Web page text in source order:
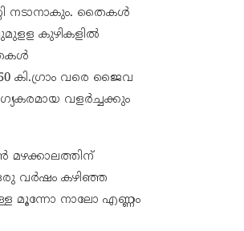
നടാനാകും. തൈകൾ
കുഴികളിൽ
കി.ഗ്രാം വരെ ജൈവ
വളർച്ചക്കും
മഴക്കാലത്തിന്
വർഷം കഴിഞ്ഞ
മൂന്നോ നാലോ എണ്ണം